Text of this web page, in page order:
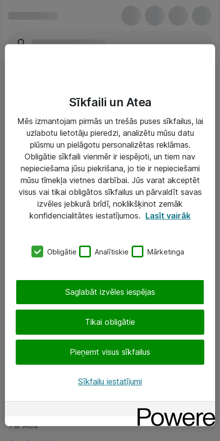
Risinājumi & Pakalpojumi
IT serviss un atbalsts
IT infrastruktūra
Darba vietu IT risinājumi
Serveri un datu centri
SIA „ATEA”
eShop@atea.lv
Sekojiet mums
Par Atea
Par Atea
Sīkfaili un Atea
Mēs izmantojam pirmās un trešās puses sīkfailus, lai
uzlabotu lietotāju pieredzi, analizētu mūsu datu
plūsmu un pielāgotu personalizētas reklāmas.
Obligātie sīkfaili vienmēr ir iespējoti, un tiem nav
nepieciešama jūsu piekrišana, jo tie ir nepieciešami
mūsu tīmekļa vietnes darbībai. Jūs varat akceptēt
visus vai tikai obligātos sīkfailus un pārvaldīt savas
izvēles jebkurā brīdī, noklikšķinot zemāk
konfidencialitātes iestatījumos. Lasīt vairāk
Obligātie Analītiskie Mārketinga
Tikai obligātie
Pieņemt visus sīkfailus
Saglabāt izvēles iespējas
Sīkfailu iestatījumi